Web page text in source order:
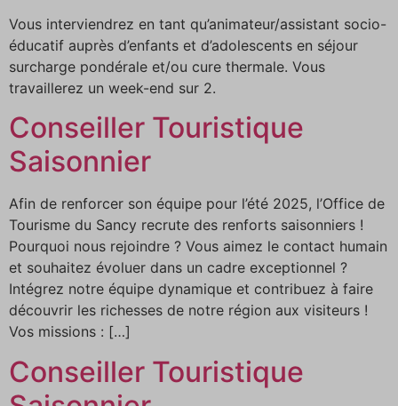
Vous interviendrez en tant qu’animateur/assistant socio-
éducatif auprès d’enfants et d’adolescents en séjour
surcharge pondérale et/ou cure thermale. Vous
travaillerez un week-end sur 2.
Conseiller Touristique
Saisonnier
Afin de renforcer son équipe pour l’été 2025, l’Office de
Tourisme du Sancy recrute des renforts saisonniers !
Pourquoi nous rejoindre ? Vous aimez le contact humain
et souhaitez évoluer dans un cadre exceptionnel ?
Intégrez notre équipe dynamique et contribuez à faire
découvrir les richesses de notre région aux visiteurs !
Vos missions : […]
Conseiller Touristique